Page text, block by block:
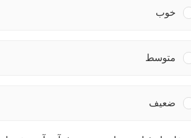
خوب
متوسط
ضعیف